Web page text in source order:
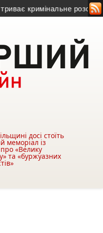
кримінальне
досі стоїть
меморіал із
«Велику
та «буржуазних